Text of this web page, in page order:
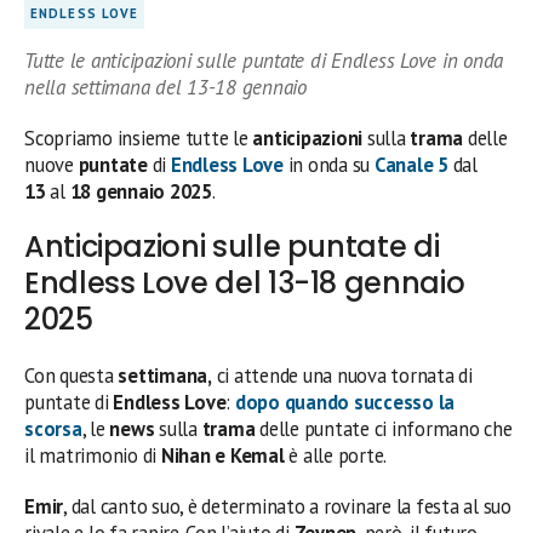
ENDLESS LOVE
Tutte le anticipazioni sulle puntate di Endless Love in onda
nella settimana del 13-18 gennaio
Scopriamo insieme tutte le anticipazionisullatramadelle
nuove puntatedi Endless Lovein onda su Canale 5 dal
13al18 gennaio 2025.
Anticipazioni sulle puntate di
Endless Love del 13-18 gennaio
2025
Con questasettimana,ci attende una nuova tornata di
puntate di Endless Love: dopo quando successo la
scorsa, le newssulla tramadelle puntate ci informano che
il matrimonio di Nihan e Kemalè alle porte.
Emir, dal canto suo, è determinato a rovinare la festa al suo